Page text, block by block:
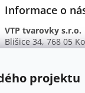
projektu
Informace o
VTP tvarovky s.r.o.
Blišice 34, 768 05
B. ú.: 2301934375/